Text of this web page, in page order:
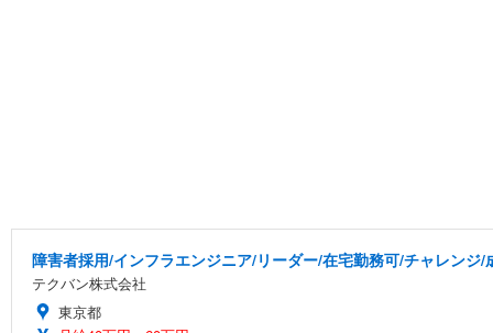
障害者採用/インフラエンジニア/リーダー/在宅勤務可/チャレンジ/
テクバン株式会社
東京都